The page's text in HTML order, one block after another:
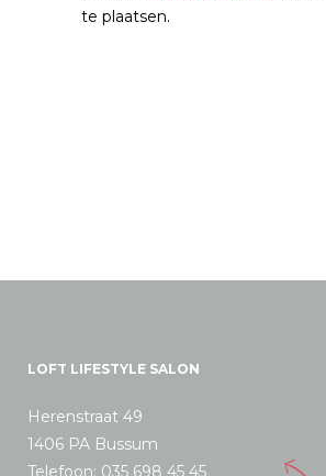
te plaatsen.
LOFT LIFESTYLE SALON
Herenstraat 49
1406 PA Bussum
Telefoon: 035 698 45 45